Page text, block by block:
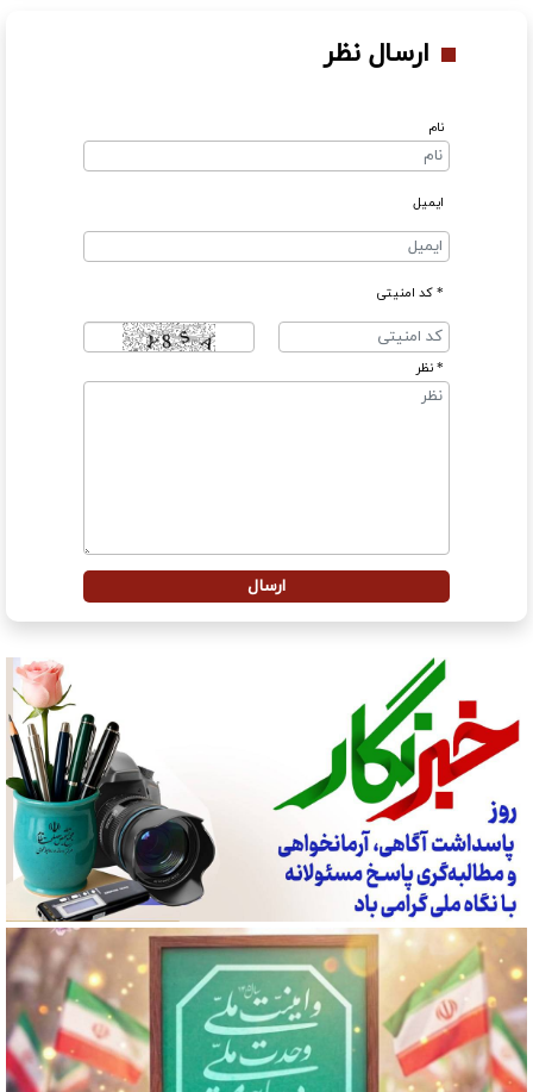
ارسال نظر
نام
ایمیل
* کد امنیتی
* نظر